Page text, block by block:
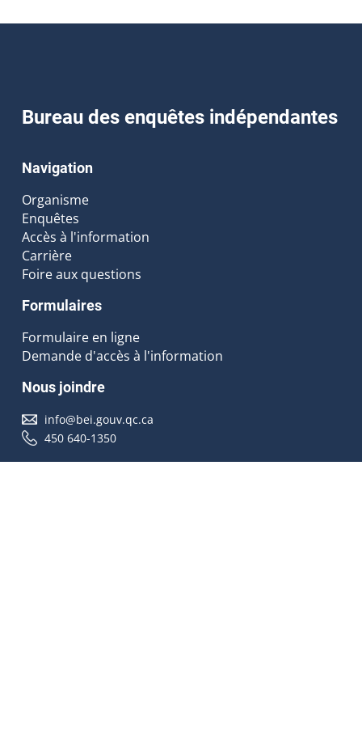
Bureau des enquêtes indépendantes
Navigation
Organisme
Enquêtes
Accès à l'information
Carrière
Foire aux questions
Formulaires
Formulaire en ligne
Demande d'accès à l'information
Nous joindre
info@bei.gouv.qc.ca
450 640-1350